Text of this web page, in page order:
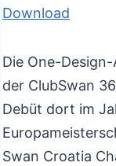
Download
Die One-
der ClubSwan
Debüt dort im
Swan Croatia